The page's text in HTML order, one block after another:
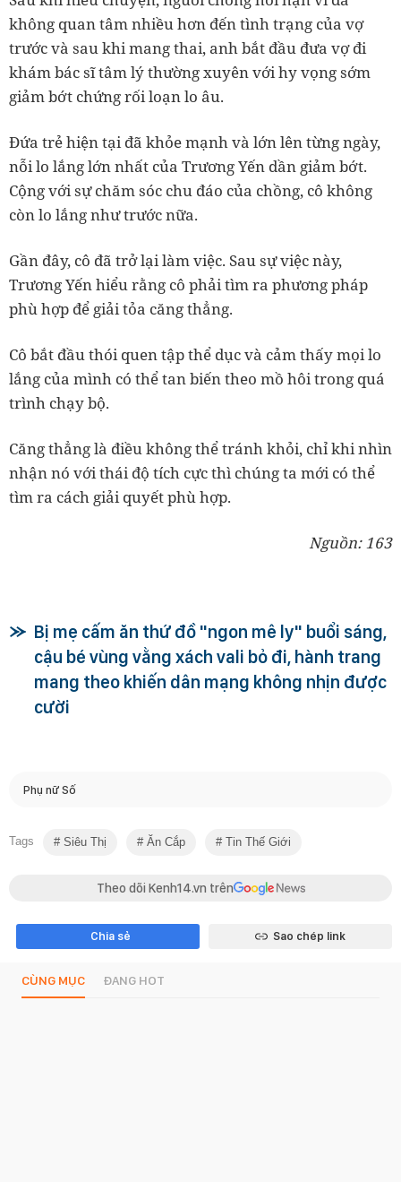
không quan tâm nhiều hơn đến tình trạng của vợ
trước và sau khi mang thai, anh bắt đầu đưa vợ đi
khám bác sĩ tâm lý thường xuyên với hy vọng sớm
giảm bớt chứng rối loạn lo âu.
Đứa trẻ hiện tại đã khỏe mạnh và lớn lên từng ngày,
nỗi lo lắng lớn nhất của Trương Yến dần giảm bớt.
Cộng với sự chăm sóc chu đáo của chồng, cô không
còn lo lắng như trước nữa.
Gần đây, cô đã trở lại làm việc. Sau sự việc này,
Trương Yến hiểu rằng cô phải tìm ra phương pháp
phù hợp để giải tỏa căng thẳng.
Cô bắt đầu thói quen tập thể dục và cảm thấy mọi lo
lắng của mình có thể tan biến theo mồ hôi trong quá
trình chạy bộ.
Căng thẳng là điều không thể tránh khỏi, chỉ khi nhìn
nhận nó với thái độ tích cực thì chúng ta mới có thể
tìm ra cách giải quyết phù hợp.
Nguồn: 163
Bị mẹ cấm ăn thứ đồ "ngon mê ly" buổi sáng,
cậu bé vùng vằng xách vali bỏ đi, hành trang
mang theo khiến dân mạng không nhịn được
cười
Phụ nữ Số
Tags Siêu Thị Ăn Cắp Tin Thế Giới
Theo dõi Kenh14.vn trên
Chia sẻ Sao chép link
CÙNG MỤC ĐANG HOT